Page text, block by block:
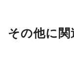
その他に関